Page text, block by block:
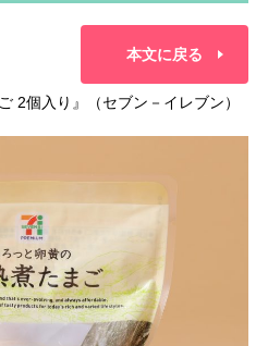
本文に戻る
2個入り』（セブン－イレブン）